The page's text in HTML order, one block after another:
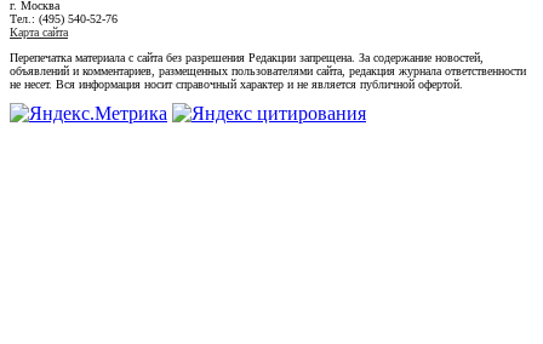
г. Москва
Тел.: (495) 540-52-76
Карта сайта
Перепечатка материала с сайта без разрешения Редакции запрещена. За содержание новостей,
объявлений и комментариев, размещенных пользователями сайта, редакция журнала ответственности
не несет. Вся информация носит справочный характер и не является публичной офертой.